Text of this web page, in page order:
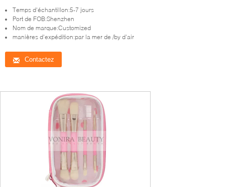
d'emballage
Temps d'échantillon:5-7 jours
Port de FOB:Shenzhen
Nom de marque:Customized
manières d'expédition:par la mer de /by d'air
Contactez